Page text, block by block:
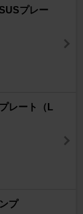
プレー
レート（L
プ